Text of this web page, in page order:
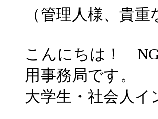
（管理人様、貴
こんにちは！
用事務局です。
大学生・社会人